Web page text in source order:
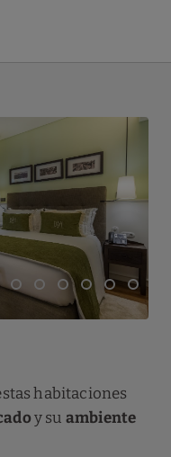
habitaciones
y su ambiente